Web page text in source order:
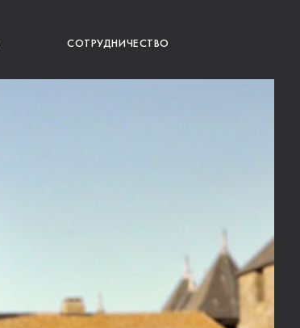
СОТРУДНИЧЕСТВО